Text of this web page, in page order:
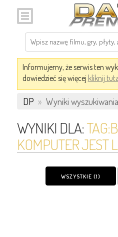
Informujemy, że serwis ten
dowiedzieć się więcej kliknij
DP » Wyniki wyszukiwania
WYNIKI DLA:
KOMPUTER JEST
WSZYSTKIE (1)